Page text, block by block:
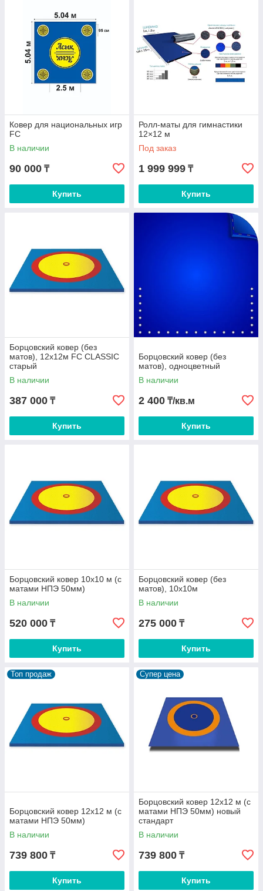
Продукция сертифицирована ГОСТ
.
Международная ассоциация производителей
Сделано в Казастане с любовью к спорту
Ковер для национальных игр
FC
В наличии
90 000 ₸
Купить
Ролл-маты для гимнастики
12×12 м
Под заказ
1 999 999 ₸
Купить
Борцовский ковер (без
матов), 12х12м FC CLASSIC
старый
В наличии
387 000 ₸
Купить
Борцовский ковер (без
матов), одноцветный
В наличии
2 400 ₸/кв.м
Купить
Борцовский ковер 10х10 м (с
матами НПЭ 50мм)
В наличии
520 000 ₸
Купить
Борцовский ковер (без
матов), 10х10м
В наличии
275 000 ₸
Купить
Топ продаж
Борцовский ковер 12х12 м (с
матами НПЭ 50мм)
В наличии
739 800 ₸
Купить
Супер цена
Борцовский ковер 12х12 м (с
матами НПЭ 50мм) новый
стандарт
В наличии
739 800 ₸
Купить